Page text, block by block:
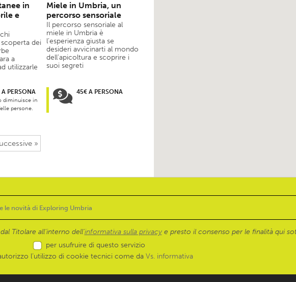
in
e
scoperta dei
a
utilizzarle
PERSONA
diminuisce in
persone.
Miele in Umbria, un
percorso sensoriale
Il percorso sensoriale al
miele in Umbria è
l’esperienza giusta se
desideri avvicinarti al mondo
dell’apicoltura e scoprire i
suoi segreti
45€ A PERSONA
»
Titolare all’interno dell'informativa sulla privacye presto il consenso per le finalità qui
per usufruire di questo servizio
l’utilizzo di cookie tecnici come da Vs. informativa